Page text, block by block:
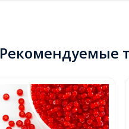
Рекомендуемые